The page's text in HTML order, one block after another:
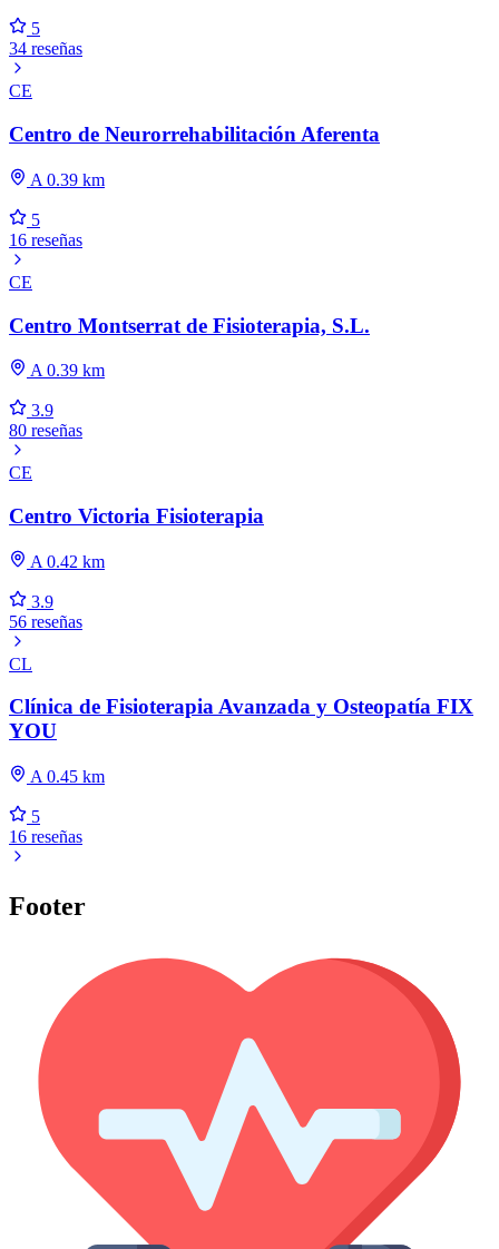
5
34 reseñas
CE
Centro de Neurorrehabilitación Aferenta
A 0.39 km
5
16 reseñas
CE
Centro Montserrat de Fisioterapia, S.L.
A 0.39 km
3.9
80 reseñas
CE
Centro Victoria Fisioterapia
A 0.42 km
3.9
56 reseñas
CL
Clínica de Fisioterapia Avanzada y Osteopatía FIX
YOU
A 0.45 km
5
16 reseñas
Footer